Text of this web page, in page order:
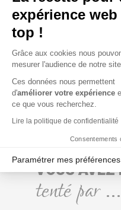
expérience web
top !
Grâce aux cookies nous
mesurer l'audience de notre
Ces données nous permettent
d'améliorer votre expérience
ce que vous recherchez.
Lire la politique de confidentialité
Consentements
Paramétrer mes préférences
Plateforme de Gestion du
Notre plateforme vous
VOUS AVEZ
tenté par ...